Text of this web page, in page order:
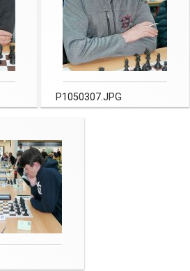
P1050307.JPG